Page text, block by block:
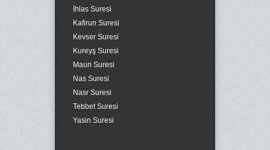
İhlas Suresi
Kafirun Suresi
Kevser Suresi
Kureyş Suresi
Maun Suresi
Nas Suresi
Nasr Suresi
Tebbet Suresi
Yasin Suresi